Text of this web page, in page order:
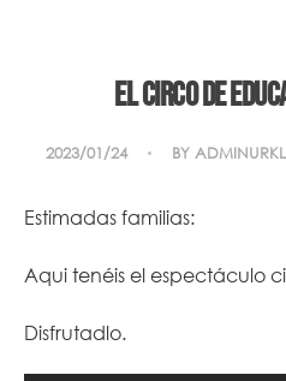
El circo de
2023/01/24 BY
Estimadas familias:
Aqui tenéis el espectáculo
Disfrutadlo.